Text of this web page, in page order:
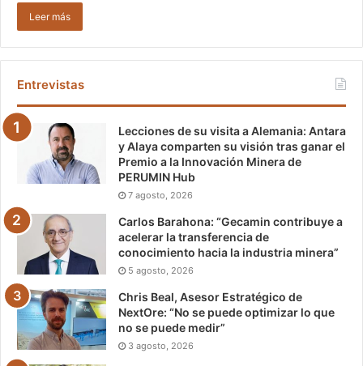
Leer más
Entrevistas
Lecciones de su visita a Alemania: Antara
y Alaya comparten su visión tras ganar el
Premio a la Innovación Minera de
PERUMIN Hub
7 agosto, 2026
Carlos Barahona: “Gecamin contribuye a
acelerar la transferencia de
conocimiento hacia la industria minera”
5 agosto, 2026
Chris Beal, Asesor Estratégico de
NextOre: “No se puede optimizar lo que
no se puede medir”
3 agosto, 2026